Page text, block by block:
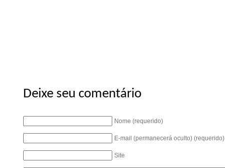
Deixe seu comentário
Nome (requerido)
E-mail (permanecerá oculto) (requerido)
Site